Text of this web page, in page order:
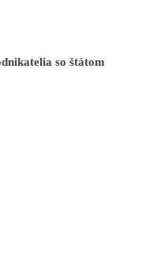
so štátom